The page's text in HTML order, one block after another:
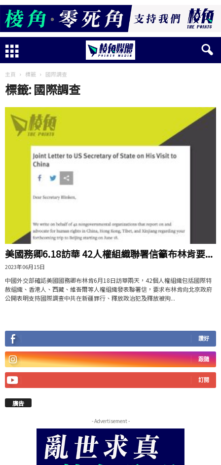
主頁 標籤 國際調查
標籤: 國際調查
美國務卿6.18訪華 42人權組織聯署信籲布林肯要...
2023年06月15日
中國外交部確認美國國務卿布林肯6月18日訪華兩天，42個人權組織包括國際特
赦組織、香港人、西藏、維吾爾等人權組織發表聯署信，要求布林肯向北京政府
公開表明支持國際調查中共在新疆罪行、釋放政治犯及釋放被拘...
讚好
跟隨
訂閱
廣告
- Advertisement -